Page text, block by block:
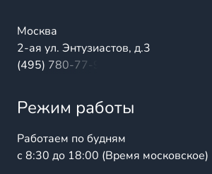
Москва
2-ая ул. Энтузиастов, д.3
(495) 780-77-98
Режим работы
Работаем по будням
с 8:30 до 18:00 (Время московское)